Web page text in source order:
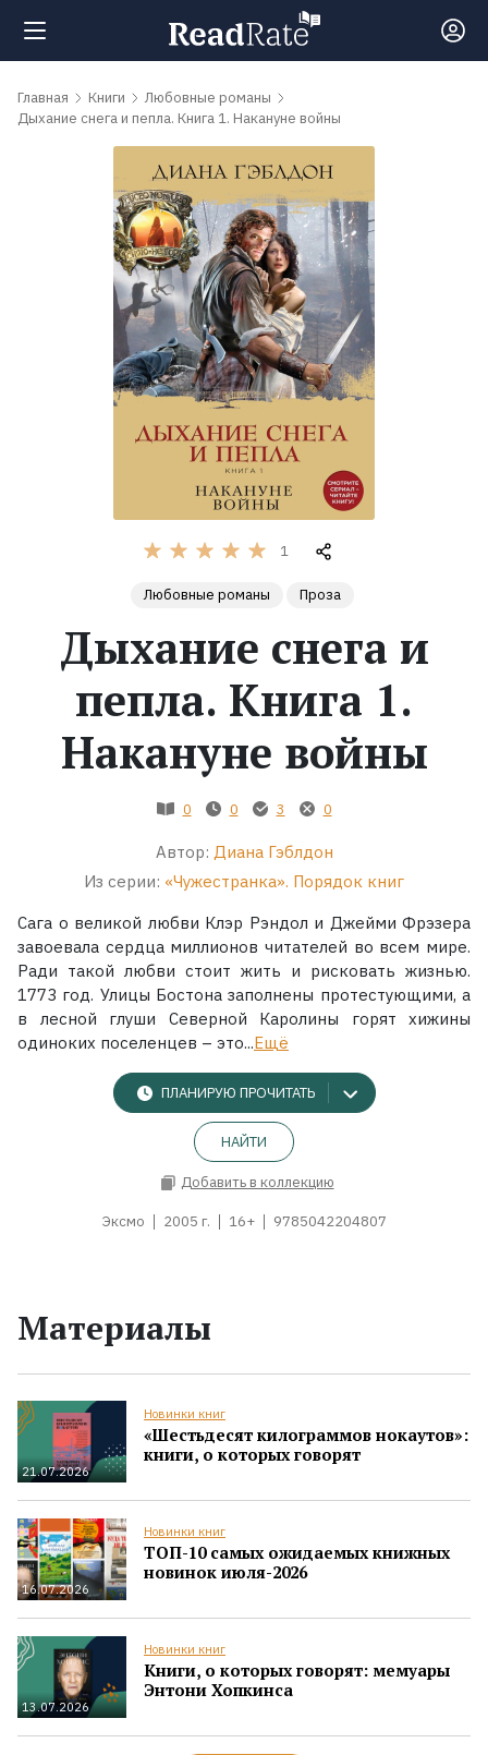
Поиск
Рейтинги
обсуждаемые
Экранизации
Коллекции
Главная Книги
Любовные романы
Дыхание снега и пепла. Книга 1. Накануне войны
1
Любовные романы Проза
Дыхание снега и
пепла. Книга 1.
Накануне войны
0 0 3 0
Автор: Диана Гэблдон
Из серии: «Чужестранка». Порядок книг
Сага о великой любви Клэр Рэндол и Джейми Фрэзера
завоевала сердца миллионов читателей во всем мире.
Ради такой любви стоит жить и рисковать жизнью.
1773 год. Улицы Бостона заполнены протестующими, а
в лесной глуши Северной Каролины горят хижины
одиноких поселенцев – это...Ещё
ПЛАНИРУЮ ПРОЧИТАТЬ
НАЙТИ
Добавить в коллекцию
Эксмо 2005 г. 16+ 9785042204807
Материалы
21.07.2026
Новинки книг
«Шестьдесят килограммов нокаутов»:
книги, о которых говорят
16.07.2026
Новинки книг
ТОП-10 самых ожидаемых книжных
новинок июля-2026
13.07.2026
Новинки книг
Книги, о которых говорят: мемуары
Энтони Хопкинса